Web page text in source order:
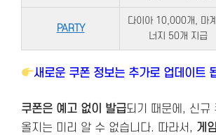
PARTY
다이아 10,000개, 마
너지 50개 지급
새로운 쿠폰 정보는 추가로 업데이트
쿠폰은 예고 없이 발급되기 때문에, 신규
올지는 미리 알 수 없습니다. 따라서, 게